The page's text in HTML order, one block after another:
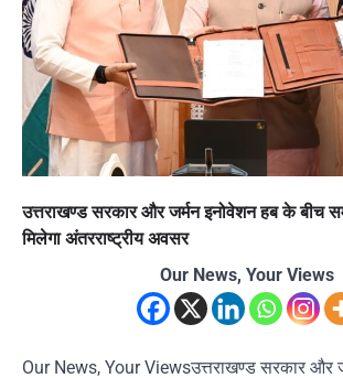
उत्तराखण्ड सरकार और जर्मन इनोवेशन हब के बीच
मिलेगा अंतरराष्ट्रीय अवसर
Our News, Your Views
Our News, Your Viewsउत्तराखण्ड सरकार और